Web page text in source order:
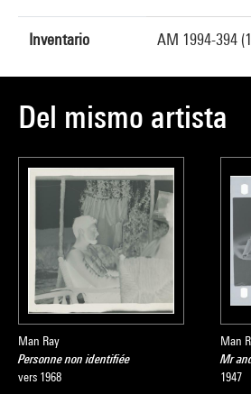
Inventario AM 1994-394
Del mismo artista
Man Ray
Personne non identifiée
vers 1968
Man
Mr
1947